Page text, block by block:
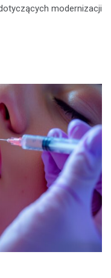
modernizacji